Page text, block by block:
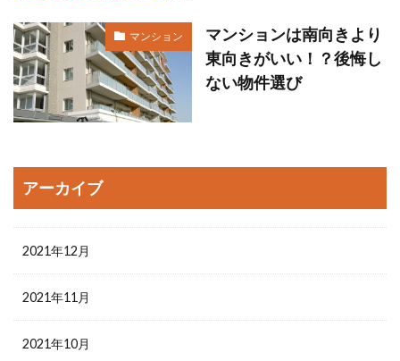
マンション
マンションは南向きより
東向きがいい！？後悔し
ない物件選び
アーカイブ
2021年12月
2021年11月
2021年10月